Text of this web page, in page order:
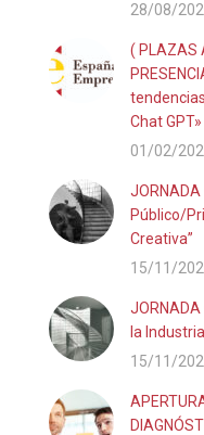
28/08/
( PLAZAS
Chat GPT»
01/02/
JORNADA
Público/
Creativa”
15/11/
la
15/11/